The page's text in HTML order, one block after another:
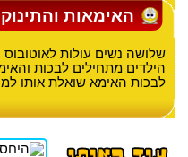
האימאות
שלושה נשים עולות
הילדים מתחילים לבכות
לבכות האימא שואלת אותו